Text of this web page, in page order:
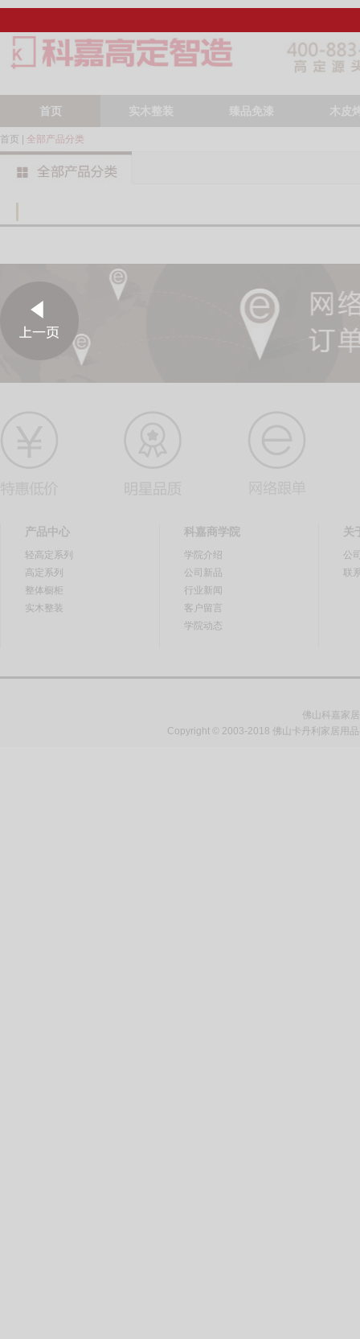
首页 实木整装 臻品免漆 木皮
首页 全部产品分类
产品中心
轻高定系列
高定系列
整体橱柜
实木整装
科嘉商学院
学院介绍
公司新品
行业新闻
客户留言
学院动态
关
公
联
佛山科嘉家
Copyright © 2003-2018 佛山卡丹利家居用